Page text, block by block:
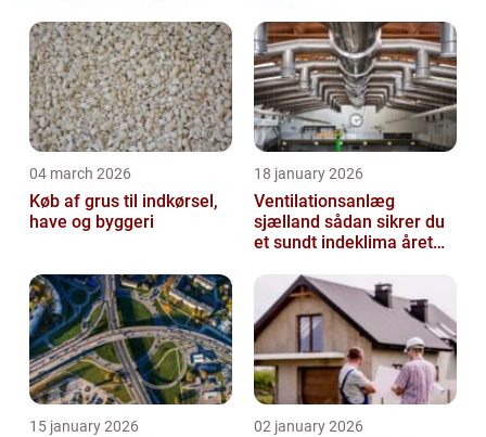
04 march 2026
Køb af grus til indkørsel,
have og byggeri
18 january 2026
Ventilationsanlæg
sjælland sådan sikrer du
et sundt indeklima året
15 january 2026 02 january 2026